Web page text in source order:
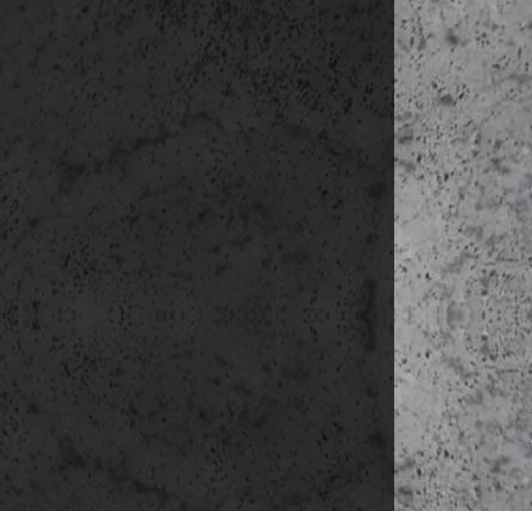
További
Az Építész
körű
-től
megtalálja
A névre szóló
ben küldjük
Teljeskörű
-
időpontban
- telefonon,
- on-line,
Az utazáshoz
Fontos
a
az
EU
a
eláll